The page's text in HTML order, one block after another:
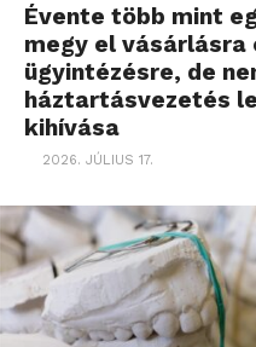
Évente több mint
megy el vásárlásra
ügyintézésre, de
háztartásvezetés
kihívása
2026. JÚLIUS 17.